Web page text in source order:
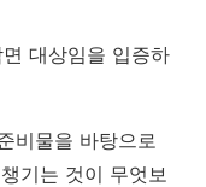
대상임을 입증하
비물을 바탕으로
기는 것이 무엇보